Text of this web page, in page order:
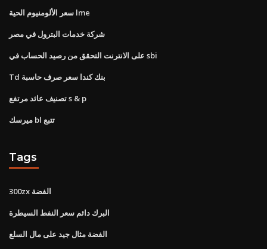
سعر الألومنيوم الحية lme
شركة خدمات البترول في مصر
على الانترنت التحقق من رصيد الحساب في sbi
Td بنك كندا سعر صرف حاسبة
تصنيف عائد مرتفع s & p
ميرسك bl تتبع
Tags
300zx الفضة
البرك دائم سعر النفط السيطرة
الفضة مثال جيد على مال السلع